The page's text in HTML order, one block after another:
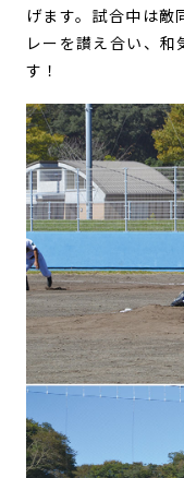
げます。試合中は
レーを讃え合い、
す！